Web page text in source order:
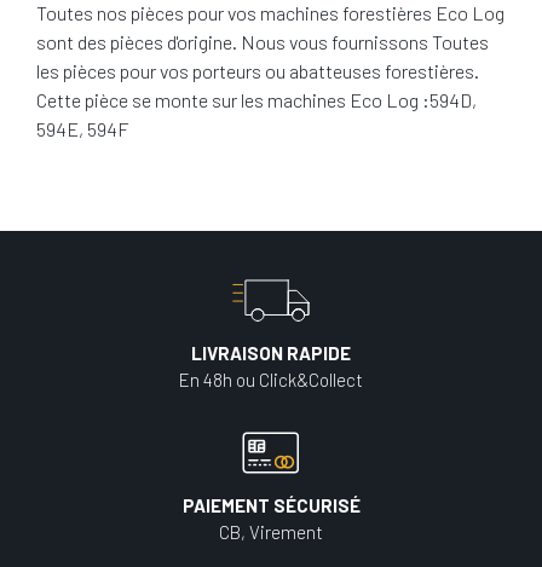
Toutes nos pièces pour vos machines forestières Eco Log
sont des pièces d'origine. Nous vous fournissons Toutes
les pièces pour vos porteurs ou abatteuses forestières.
Cette pièce se monte sur les machines Eco Log :594D,
594E, 594F
LIVRAISON RAPIDE
En 48h ou Click&Collect
PAIEMENT SÉCURISÉ
CB, Virement